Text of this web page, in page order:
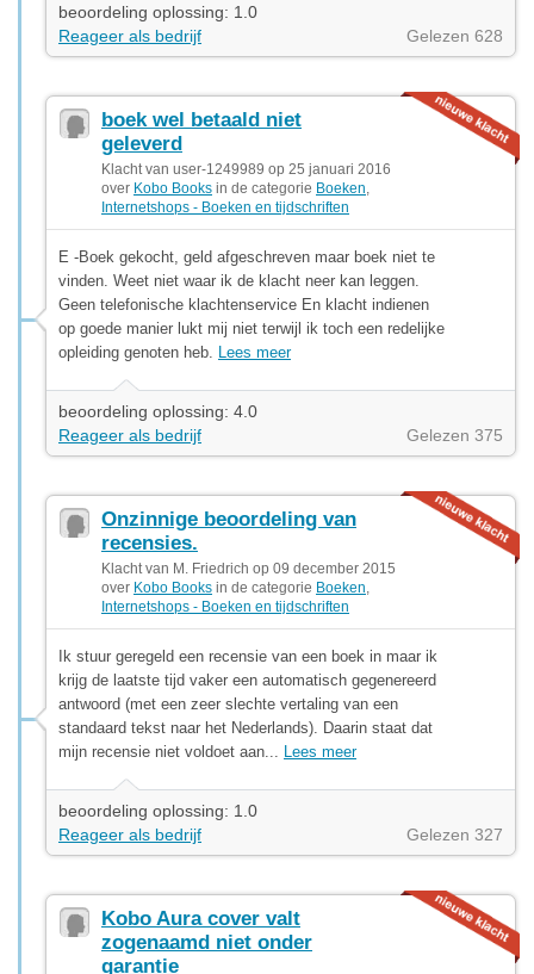
beoordeling oplossing: 1.0
Reageer als bedrijf
Gelezen 628
boek wel betaald niet
geleverd
Klacht van user-1249989 op 25 januari 2016
over Kobo Books in de categorie Boeken
Internetshops - Boeken en tijdschriften
E -Boek gekocht, geld afgeschreven maar boek niet te
vinden. Weet niet waar ik de klacht neer kan leggen.
Geen telefonische klachtenservice En klacht indienen
op goede manier lukt mij niet terwijl ik toch een redelijke
opleiding genoten heb. Lees meer
beoordeling oplossing: 4.0
Reageer als bedrijf
Gelezen 375
Onzinnige beoordeling van
recensies.
Klacht van M. Friedrich op 09 december 2015
over Kobo Books in de categorie Boeken
Internetshops - Boeken en tijdschriften
Ik stuur geregeld een recensie van een boek in maar ik
krijg de laatste tijd vaker een automatisch gegenereerd
antwoord (met een zeer slechte vertaling van een
standaard tekst naar het Nederlands). Daarin staat dat
mijn recensie niet voldoet aan... Lees meer
beoordeling oplossing: 1.0
Reageer als bedrijf
Gelezen 327
Kobo Aura cover valt
zogenaamd niet onder
garantie